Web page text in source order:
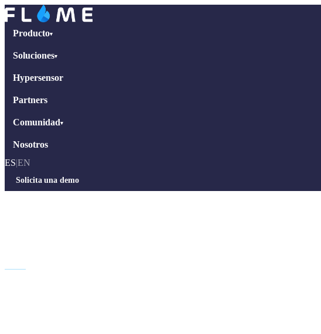
Producto▾
Soluciones▾
Hypersensor
Partners
Comunidad▾
Nosotros
ES|EN
Solicita una demo